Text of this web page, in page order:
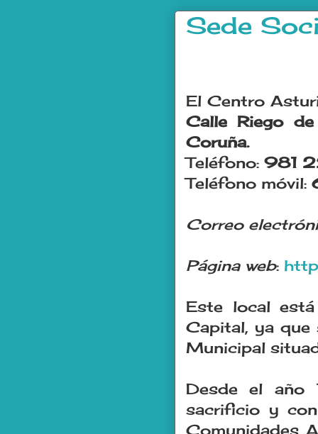
Sede
El Centro
Calle Riego
Coruña.
Teléfono: 981
Teléfono móvil:
Correo
Página web:
Este local
Capital, ya
Municipal
Desde el año
sacrificio y
Comunidades